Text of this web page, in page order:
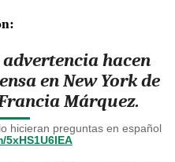
hacen
en New York de
Márquez.
hicieran preguntas en español